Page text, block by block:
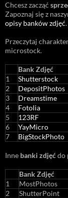
Chcesz zacząć
Zapoznaj się z
opisy banków zdjęć.
Przeczytaj
microstock.
Bank Zdjęć
1
Shutterstock
2
DepositPhotos
3
Dreamstime
4
Fotolia
5
123RF
6
YayMicro
7
BigStockPhoto
Inne banki zdjęćdo
Bank Zdjęć
1
MostPhotos
2
ShutterPoint